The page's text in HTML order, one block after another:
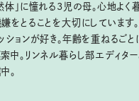
然体」に憧れる3児の母。心地よく
をとることを大切にしています
ションが好き。年齢を重ねるごと
中。リンネル暮らし部エディタ
。